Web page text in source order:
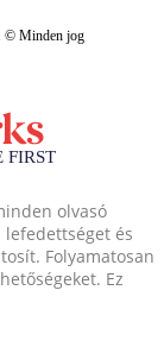
© Minden jog
olvasó
lefedettséget és
Folyamatosan
Ez